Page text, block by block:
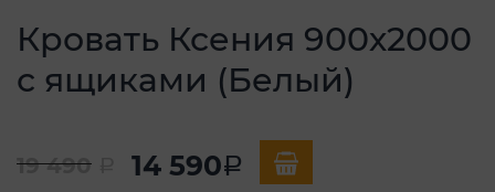
Кровать Ксения 900х2000
с ящиками (Белый)
19 490 14 590a